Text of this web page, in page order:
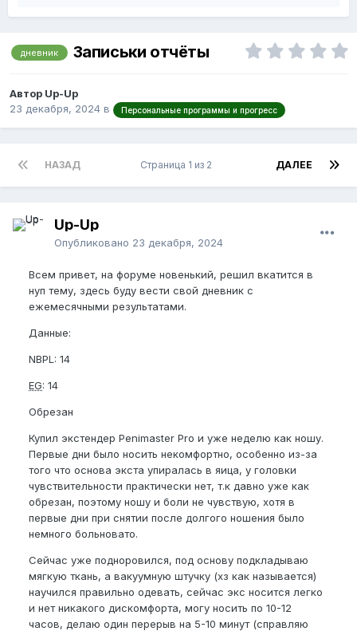
дневник Записьки отчёты
Автор Up-Up
23 декабря, 2024 в Персональные программы и прогресс
НАЗАД ДАЛЕЕ
Страница 1 из 2
Up-Up
Опубликовано 23 декабря, 2024
Всем привет, на форуме новенький, решил вкатится в
нуп тему, здесь буду вести свой дневник с
ежемесячными результатами.
Данные:
NBPL: 14
EG: 14
Обрезан
Купил экстендер Penimaster Pro и уже неделю как ношу.
Первые дни было носить некомфортно, особенно из-за
того что основа экста упиралась в яица, у головки
чувствительности практически нет, т.к давно уже как
обрезан, поэтому ношу и боли не чувствую, хотя в
первые дни при снятии после долгого ношения было
немного больновато.
Сейчас уже подноровился, под основу подкладываю
мягкую ткань, а вакуумную штучку (хз как называется)
научился правильно одевать, сейчас экс носится легко
и нет никакого дискомфорта, могу носить по 10-12
часов, делаю один перерыв на 5-10 минут (справляю